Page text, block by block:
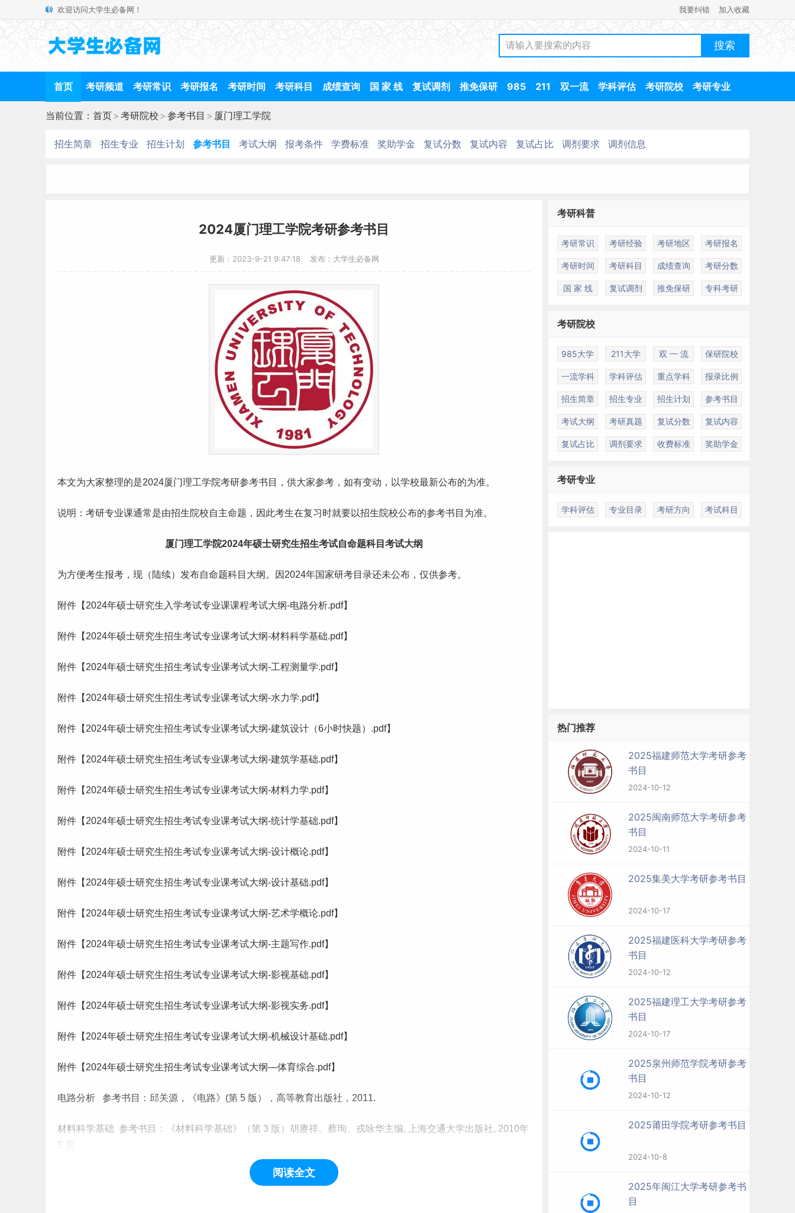
欢迎访问大学生必备网！ 我要纠错 加入收藏
首页 考研频道 考研常识 考研报名 考研时间 考研科目 成绩查询 国 家 线 复试调剂 推免保研 985 211 双一流 学科评估 考研院校 考研专业
当前位置： 首页> 考研院校 > 参考书目 > 厦门理工学院
招生简章 招生专业 招生计划 参考书目 考试大纲 报考条件 学费标准 奖助学金 复试分数 复试内容 复试占比 调剂要求 调剂信息
2024厦门理工学院考研参考书目
更新：2023-9-21 9:47:18 发布：大学生必备网
本文为大家整理的是2024厦门理工学院考研参考书目，供大家参考，如有变动，以学校最新公布的为准。
说明：考研专业课通常是由招生院校自主命题，因此考生在复习时就要以招生院校公布的参考书目为准。
厦门理工学院2024年硕士研究生招生考试自命题科目考试大纲
为方便考生报考，现（陆续）发布自命题科目大纲。因2024年国家研考目录还未公布，仅供参考。
附件【2024年硕士研究生入学考试专业课课程考试大纲-电路分析.pdf】
附件【2024年硕士研究生招生考试专业课考试大纲-材料科学基础.pdf】
附件【2024年硕士研究生招生考试专业课考试大纲-工程测量学.pdf】
附件【2024年硕士研究生招生考试专业课考试大纲-水力学.pdf】
附件【2024年硕士研究生招生考试专业课考试大纲-建筑设计（6小时快题）.pdf】
附件【2024年硕士研究生招生考试专业课考试大纲-建筑学基础.pdf】
附件【2024年硕士研究生招生考试专业课考试大纲-材料力学.pdf】
附件【2024年硕士研究生招生考试专业课考试大纲-统计学基础.pdf】
附件【2024年硕士研究生招生考试专业课考试大纲-设计概论.pdf】
附件【2024年硕士研究生招生考试专业课考试大纲-设计基础.pdf】
附件【2024年硕士研究生招生考试专业课考试大纲-艺术学概论.pdf】
附件【2024年硕士研究生招生考试专业课考试大纲-主题写作.pdf】
附件【2024年硕士研究生招生考试专业课考试大纲-影视基础.pdf】
附件【2024年硕士研究生招生考试专业课考试大纲-影视实务.pdf】
附件【2024年硕士研究生招生考试专业课考试大纲-机械设计基础.pdf】
附件【2024年硕士研究生招生考试专业课考试大纲—体育综合.pdf】
电路分析 参考书目：邱关源，《电路》(第 5 版），高等教育出版社，2011.
材料科学基础 参考书目：《材料科学基础》（第 3 版）胡赓祥、蔡珣、戎咏华主编, 上海交通大学出版社, 2010年
5 月
工程测量学 参考教材：《测绘学概论》（第二版），宁津生、陈俊勇、李德仁、刘经南、张祖勋主编，武汉大学
阅读全文
考研科普
考研常识 考研经验 考研地区 考研报名
考研时间 考研科目 成绩查询 考研分数
国 家 线 复试调剂 推免保研 专科考研
考研院校
985大学 211大学 双 一 流 保研院校
一流学科 学科评估 重点学科 报录比例
招生简章 招生专业 招生计划 参考书目
考试大纲 考研真题 复试分数 复试内容
复试占比 调剂要求 收费标准 奖助学金
考研专业
学科评估 专业目录 考研方向 考试科目
热门推荐
2025福建师范大学考研参考
书目
2024-10-12
2025闽南师范大学考研参考
书目
2024-10-11
2025集美大学考研参考书目
2024-10-17
2025福建医科大学考研参考
书目
2024-10-12
2025福建理工大学考研参考
书目
2024-10-17
2025泉州师范学院考研参考
书目
2024-10-12
2025莆田学院考研参考书目
2024-10-8
2025年闽江大学考研参考书
目